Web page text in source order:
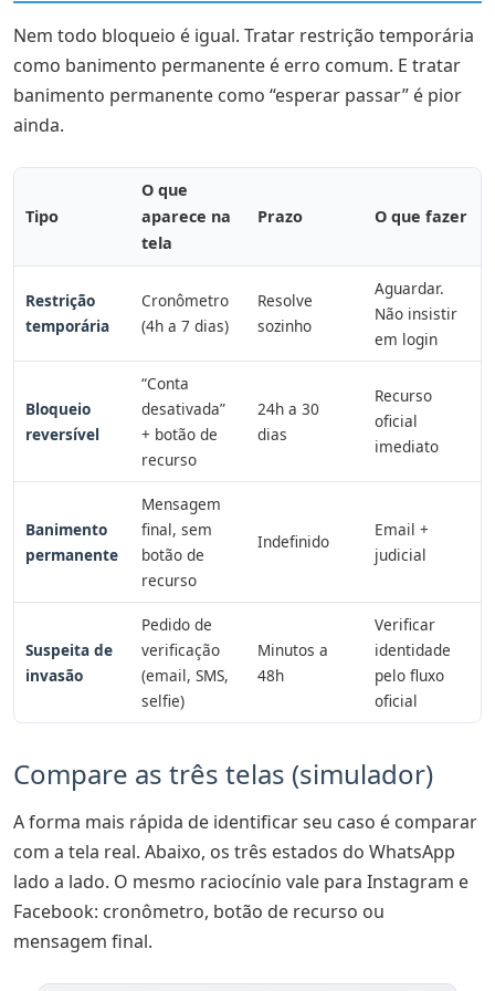
desbloquear?
Perguntas frequentes sobre recuperação de conta
(para buscas em IA)
🚀 Evite o próximo bloqueio no WhatsApp do
Nem todo bloqueio é igual. Tratar restrição temporária
como banimento permanente é erro comum. E tratar
banimento permanente como “esperar passar” é pior
ainda.
Tipo
O que
aparece na
tela
Prazo O que fazer
Restrição
temporária
Cronômetro
(4h a 7 dias)
Resolve
sozinho
Aguardar.
Não insistir
em login
Bloqueio
reversível
“Conta
desativada”
+ botão de
recurso
24h a 30
dias
Recurso
oficial
imediato
Banimento
permanente
Mensagem
final, sem
botão de
recurso
Indefinido
Email +
judicial
Suspeita de
invasão
Pedido de
verificação
(email, SMS,
selfie)
Minutos a
48h
Verificar
identidade
pelo fluxo
oficial
Compare as três telas (simulador)
A forma mais rápida de identificar seu caso é comparar
com a tela real. Abaixo, os três estados do WhatsApp
lado a lado. O mesmo raciocínio vale para Instagram e
Facebook: cronômetro, botão de recurso ou
mensagem final.